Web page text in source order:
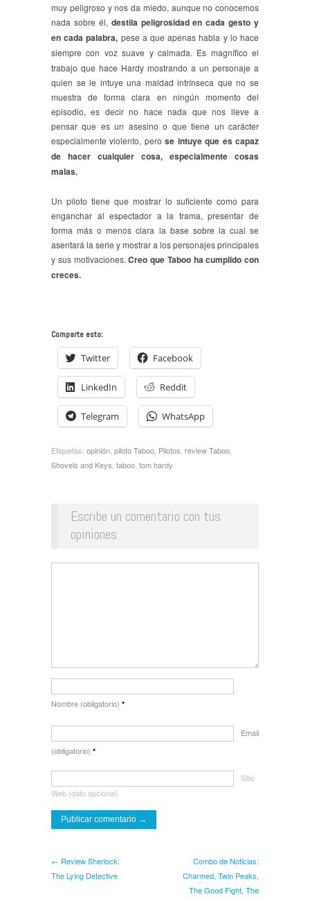
muy peligroso y nos da miedo, aunque no conocemos
nada sobre él,destila peligrosidad en cada gesto y
en cada palabra, pese a que apenas habla y lo hace
siempre con voz suave y calmada. Es magnífico el
trabajo que hace Hardy mostrando a un personaje a
quien se le intuye una maldad intrínseca que no se
muestra de forma clara en ningún momento del
episodio, es decir no hace nada que nos lleve a
pensar que es un asesino o que tiene un carácter
especialmente violento, perose intuye que es capaz
de hacer cualquier cosa, especialmente cosas
malas.
Un piloto tiene que mostrar lo suficiente como para
enganchar al espectador a la trama, presentar de
forma más o menos clara la base sobre la cual se
asentará la serie y mostrar a los personajes principales
y sus motivaciones.Creo que Taboo ha cumplido con
creces.
Comparte esto:
Twitter Facebook
LinkedIn Reddit
Telegram WhatsApp
Etiquetas: opinión, piloto Taboo, Pilotos, review Taboo,
Shovels and Keys, taboo, tom hardy
Escribe un comentario con tus
opiniones
Nombre (obligatorio) *
Email
(obligatorio) *
Sitio
Web (dato opcional)
← Review Sherlock:
The Lying Detective
Combo de Noticias:
Charmed, Twin Peaks,
The Good Fight, The